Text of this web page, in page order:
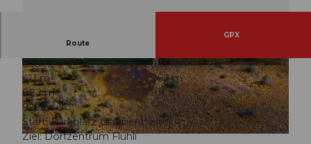
© Martin Mägli, UNESCO Biosphäre Entlebuch
© Martin Mägli, UNESCO Biosphäre Entlebuch © Martin Mägli, UNESCO Biosphäre Entlebuch
Route
GPX
6:10 h
20,15 km
411 m
1.092 m
882 m
1.811 m
929 m
Start: Parkplatz Glaubenbielen
Ziel: Dorfzentrum Flühli